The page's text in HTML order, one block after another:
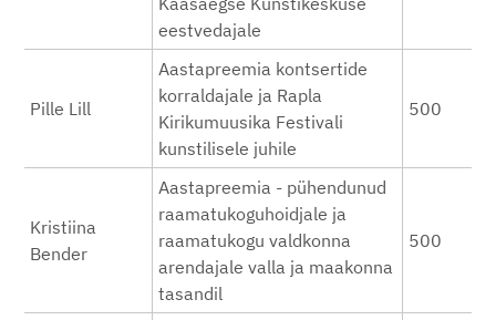
eestvedajale
Pille Lill
Aastapreemia kontsertide
korraldajale ja Rapla
Kirikumuusika Festivali
kunstilisele juhile
500
Kristiina
Bender
Aastapreemia - pühendunud
raamatukoguhoidjale ja
raamatukogu valdkonna
arendajale valla ja maakonna
tasandil
500